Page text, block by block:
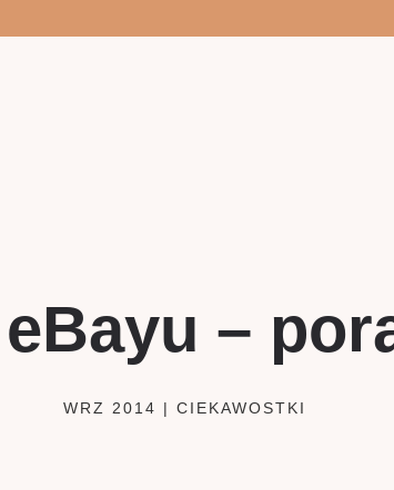
–
WRZ 2014 | CIEKAWOSTKI